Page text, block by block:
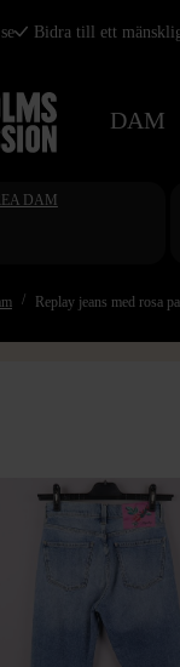
Bidra till ett
DAM
DAM
Replay jeans med rosa